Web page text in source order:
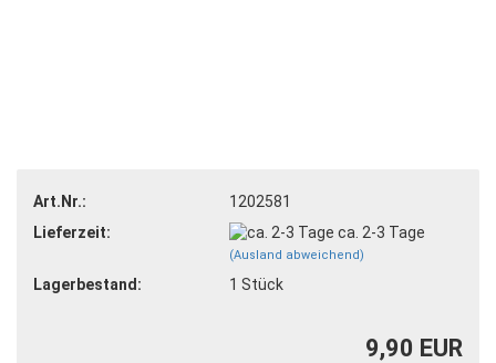
Art.Nr.:
1202581
Lieferzeit:
ca. 2-3 Tage
(Ausland abweichend)
Lagerbestand: 1 Stück
9,90 EUR